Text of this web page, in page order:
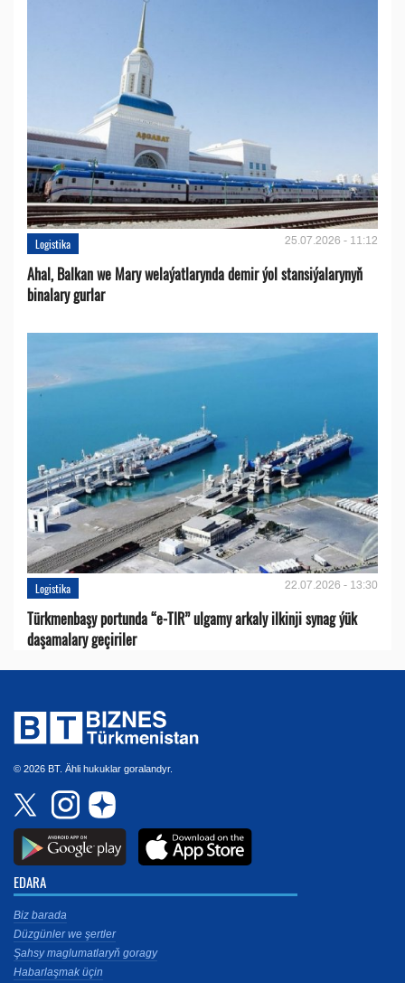
Logistika 25.07.2026 - 11:12
Ahal, Balkan we Mary welaýatlarynda demir ýol stansiýalarynyň
binalary gurlar
Logistika 22.07.2026 - 13:30
Türkmenbaşy portunda “e-TIR” ulgamy arkaly ilkinji synag ýük
daşamalary geçiriler
© 2026 BT. Ähli hukuklar goralandyr.
EDARA
Biz barada
Düzgünler we şertler
Şahsy maglumatlaryň goragy
Habarlaşmak üçin